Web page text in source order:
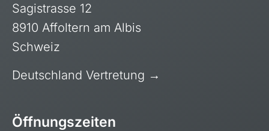
Sagistrasse 12
8910 Affoltern am Albis
Schweiz
Deutschland Vertretung →
Öffnungszeiten